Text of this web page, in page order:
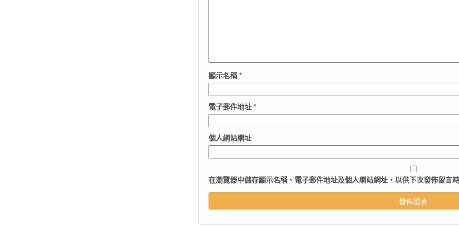
顯示名稱*
電子郵件地址 *
個人網站網址
在瀏覽器中儲存顯示名稱、電子郵件地址及個人網站網址，以供下次發佈留言